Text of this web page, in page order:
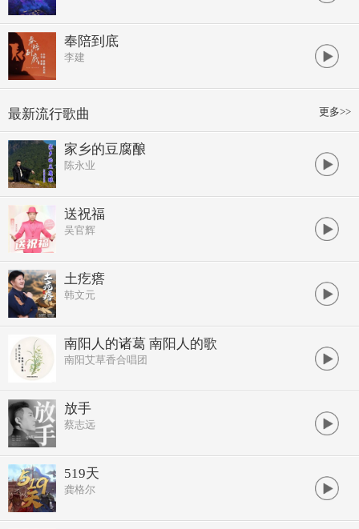
奉陪到底
李建
更多>>
最新流行歌曲
家乡的豆腐酿
陈永业
送祝福
吴官辉
土疙瘩
韩文元
南阳人的诸葛 南阳人的歌
南阳艾草香合唱团
放手
蔡志远
519天
龚格尔